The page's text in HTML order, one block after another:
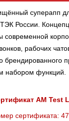
суперапп
России.
современной
рабочих
брендированного
набором функций.
AM Test
сертификата: